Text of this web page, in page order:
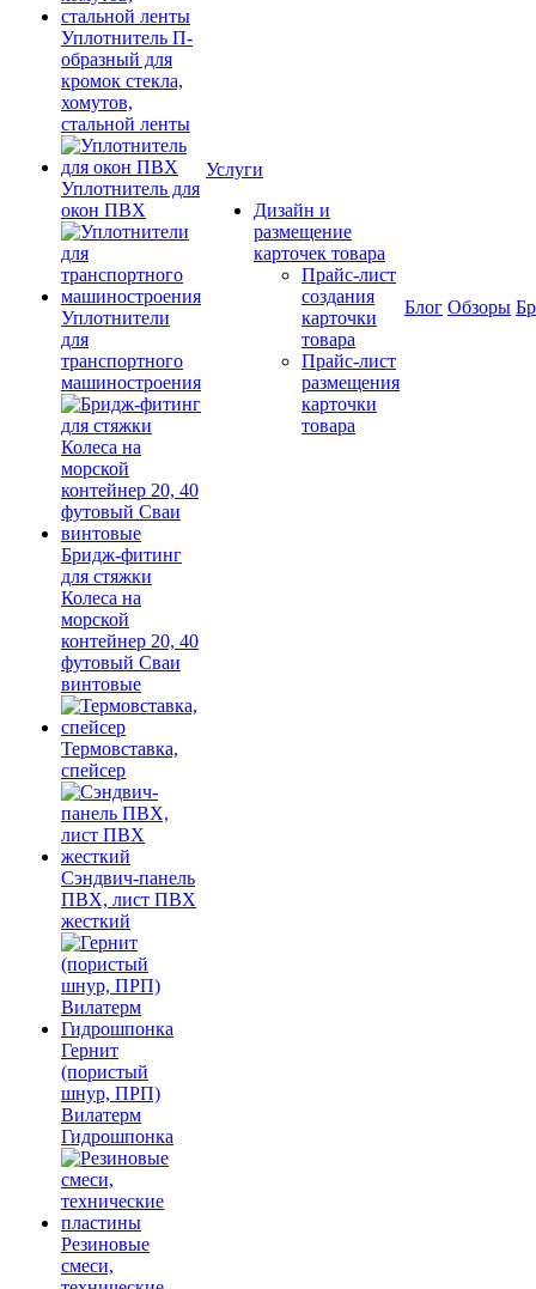
Уплотнитель П-
образный для
кромок стекла,
хомутов,
стальной ленты
Уплотнитель для
окон ПВХ
Уплотнители
для
транспортного
машиностроения
Бридж-фитинг
для стяжки
Колеса на
морской
контейнер 20, 40
футовый Сваи
винтовые
Термовставка,
спейсер
Сэндвич-панель
ПВХ, лист ПВХ
жесткий
Гернит
(пористый
шнур, ПРП)
Вилатерм
Гидрошпонка
Резиновые
смеси,
Услуги
Дизайн и
размещение
карточек товара
Прайс-лист
создания
карточки
товара
Прайс-лист
размещения
карточки
товара
Блог Обзоры